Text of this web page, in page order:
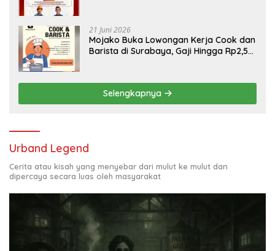
21 Juni 2026
Mojako Buka Lowongan Kerja Cook dan
Barista di Surabaya, Gaji Hingga Rp2,5
Selengkapnya
Urband Legend
Cerita atau kisah yang menyebar dari mulut ke mulut dan
dipercaya secara luas oleh masyarakat